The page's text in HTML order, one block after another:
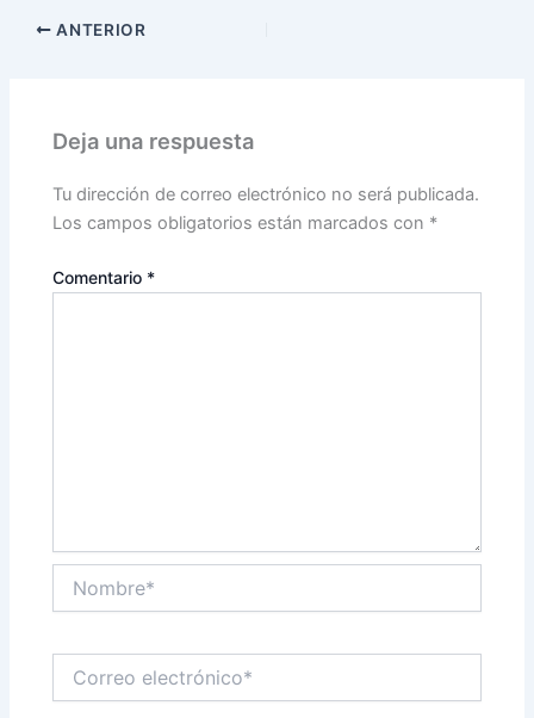
ANTERIOR
Deja una respuesta
Tu dirección de correo electrónico no será publicada.
Los campos obligatorios están marcados con *
Comentario *
electrónico*